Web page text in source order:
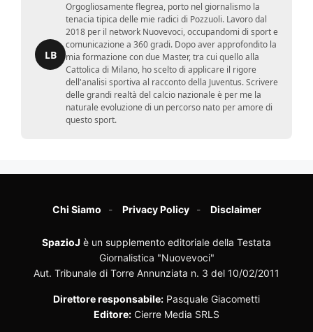
LB
Orgogliosamente flegrea, porto nel giornalismo la
tenacia tipica delle mie radici di Pozzuoli. Lavoro dal
2018 per il network Nuovevoci, occupandomi di sport e
comunicazione a 360 gradi. Dopo aver approfondito la
mia formazione con due Master, tra cui quello alla
Cattolica di Milano, ho scelto di applicare il rigore
dell'analisi sportiva al racconto della Juventus. Scrivere
delle grandi realtà del calcio nazionale è per me la
naturale evoluzione di un percorso nato per amore di
questo sport.
Chi Siamo Privacy Policy Disclaimer
SpazioJ è un supplemento editoriale della Testata
Giornalistica "Nuovevoci"
Aut. Tribunale di Torre Annunziata n. 3 del 10/02/2011
Direttore responsabile: Pasquale Giacometti
Editore: Cierre Media SRLS